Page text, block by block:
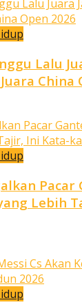
Lalu
China
Pacar
Lebih